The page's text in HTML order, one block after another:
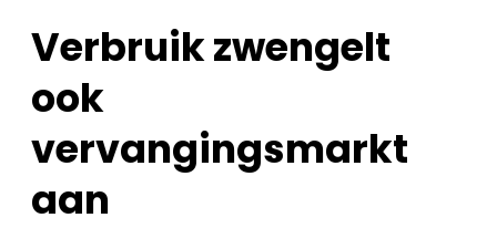
Verbruik zwengelt
ook
vervangingsmarkt
aan